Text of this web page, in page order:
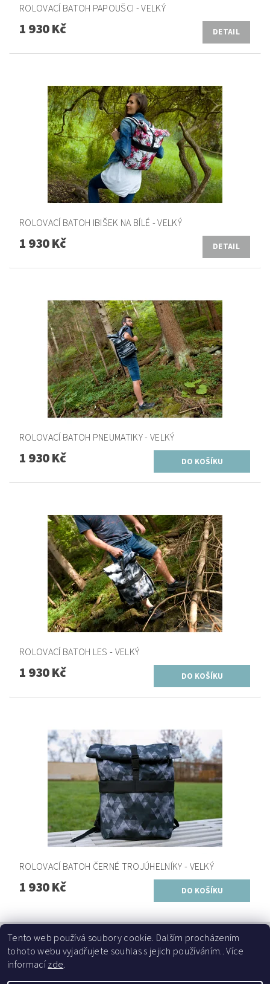
ROLOVACÍ BATOH PAPOUŠCI - VELKÝ
1 930 Kč DETAIL
ROLOVACÍ BATOH IBIŠEK NA BÍLÉ - VELKÝ
1 930 Kč DETAIL
ROLOVACÍ BATOH PNEUMATIKY - VELKÝ
1 930 Kč
ROLOVACÍ BATOH LES - VELKÝ
1 930 Kč
ROLOVACÍ BATOH ČERNÉ TROJÚHELNÍKY - VELKÝ
1 930 Kč
Tento web používá soubory cookie. Dalším procházením
tohoto webu vyjadřujete souhlas s jejich používáním.. Více
informacízde.